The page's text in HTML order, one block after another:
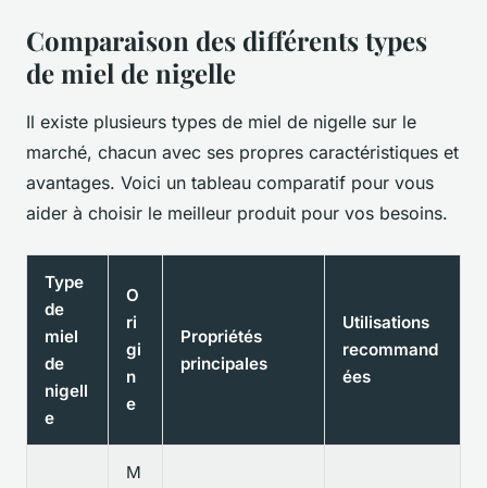
Comparaison des différents types
de miel de nigelle
Il existe plusieurs types de miel de nigelle sur le
marché, chacun avec ses propres caractéristiques et
avantages. Voici un tableau comparatif pour vous
aider à choisir le meilleur produit pour vos besoins.
Type
de
miel
de
nigell
e
O
ri
gi
n
e
Propriétés
principales
Utilisations
recommand
ées
M